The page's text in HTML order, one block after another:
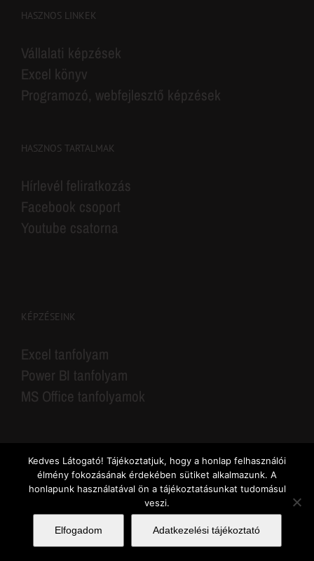
HASZNOS LINKEK
Vállalati képzések
Excel könyv
Programozó, webfejlesztő képzések
HASZNOS TARTALMAK
Hírlevél feliratkozás
Facebook csoport
Youtube csatorna
KÉPZÉSEINK
Excel tanfolyam
Power BI tanfolyam
MS Office tanfolyamok
© Copyright 2016-2025 - Excellence Training Kft. | Excelneked.hu - Excel tanfolyam,
Power BI tanfolyam, MS Office tanfolyamok
Adatvédelem| Felnőttképző nyilvántartási száma: B/2020/000094
Kedves Látogató! Tájékoztatjuk, hogy a honlap felhasználói
élmény fokozásának érdekében sütiket alkalmazunk. A
honlapunk használatával ön a tájékoztatásunkat tudomásul
veszi.
Elfogadom Adatkezelési tájékoztató